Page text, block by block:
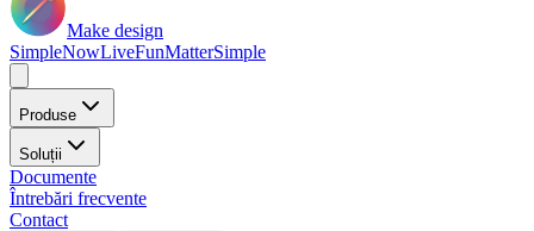
Make design
SimpleNowLiveFunMatterSimple
Produse
Soluții
Documente
Întrebări frecvente
Contact